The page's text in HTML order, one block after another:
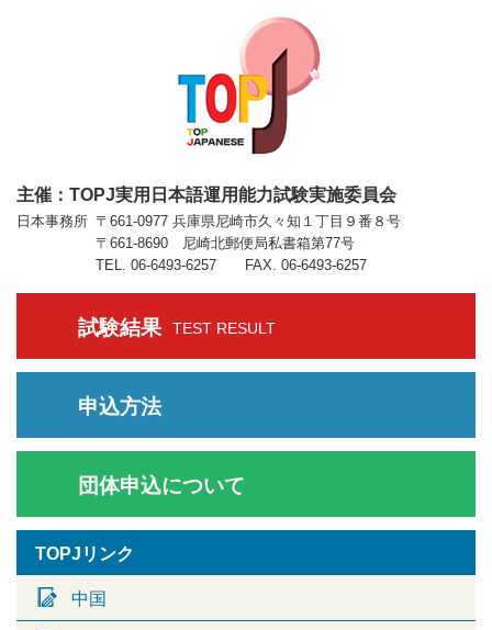
主催：TOPJ実用日本語運用能力試験実施委員会
日本事務所 〒661-0977 兵庫県尼崎市久々知１丁目９番８号
〒661-8690 尼崎北郵便局私書箱第77号
TEL. 06-6493-6257 FAX. 06-6493-6257
試験結果 TEST RESULT
申込方法
団体申込について
TOPJリンク
中国